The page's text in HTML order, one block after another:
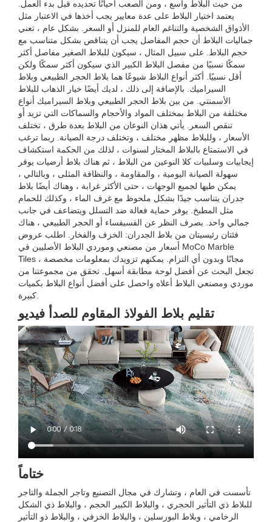
من حيث البلاط واسع ، ومن الصعب أحيانًا تحديده قبل بدء العمل.
يعتمد اختيار البلاط على عدة معايير يجب أخذها في الاعتبار مثل
الأذواق الشخصية والتناغم العام للمنزل أو السعر. بشكل عام ، تعني
جماليات البلاط أن حجم المفاصل يجب أن يتناقص بشكل متناسب مع
حجم البلاط. على سبيل المثال ، سيكون للبلاط الصغير مفاصل أكثر
سمكًا نسبيًا من مفصل البلاط الكبير الذي سيكون أكثر سمكًا ولكن
أقل نسبيًا. أكثر أنواع البلاط شيوعًا هما بلاط الحجر الطبيعي وبلاط
السيراميك. بالإضافة إلى ذلك ، لديك أيضًا خيار الذهاب للبلاط
الأسمنتي. من بين بلاط الحجر الطبيعي وبلاط السيراميك أنواع
مختلفة من البلاط بمختلف المواد والأحجام والسماكات التي تزيد أو
تنقص السعر. يأتي هذان النوعان من البلاط بعدة طرق ، تختلف
الأسعار ، وللبلاط مظهر مختلف ، وتختلف درجة الصيانة. ربما ترغب
في الاستمتاع بالبلاط المختار لسنوات ، لذلك من الحكمة استكشاف
إيجابيات وسلبيات كلا النوعين من البلاط ، ثم هناك بلاط أرضيات يوفر
سهولة الصيانة اليومية ، والمقاومة ، والنظافة المثلى ، وبالتالي ،
يمكن طيها لجميع الوجهات ، حتى الأكثر غرابة ، وهناك أيضًا بلاط
جدران يتناسب جيدًا بشكل ملحوظ مع غرف الماء ، وكذلك للحمام
مثل المطبخ. يوفر حماية فعالة ضد التسلل ويتضاعف في جانب
جمالي واحد. بصرف النظر عن الفسيفساء أو الحجر الطبيعي ، هناك
فئتان رئيسيتان من بلاط الجدران: الخزف والفخار. اطلب عروض
أسعار من مصنعي وموردي البلاط الأصليين في MoCo Marble
Tiles ، مجانًا وبدون أي التزام. يمكنهم تزويدك بمعلومات مخصصة
تجعل البحث عن أفضل لوحة مطابقة أسهل. تحقق من مجموعتنا من
موردي ومصنعي البلاط أعلاه واحصل على أفضل أنواع البلاط بكميات
كبيرة.
تقليم بلاط الفولاذ المقاوم للصدأ فيديو
ختاماً
تأسست في العام ، وتشارك في مجال التصنيع وتاجر الجملة والتاجر
للبلاط ذي التأثير الحجري ، والبلاط الكبير الحجم ، والبلاط ذي الشكل
الرخامي ، وبلاط البورسلين ، والبلاط الخزفي ، والبلاط ذو التأثير